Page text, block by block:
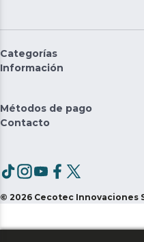
Categorías
Información
Métodos de pago
Contacto
© 2026 Cecotec Innovaciones